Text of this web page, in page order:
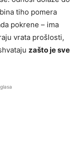
tiho pomera
pokrene – ima
vrata prošlosti,
zašto je sve